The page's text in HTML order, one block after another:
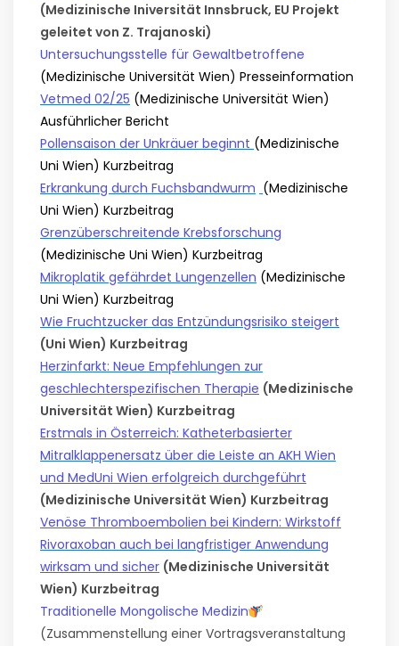
(Medizinische Iniversität Innsbruck, EU Projekt
geleitet von Z. Trajanoski)
Untersuchungsstelle für Gewaltbetroffene
(Medizinische Universität Wien) Presseinformation
Vetmed 02/25 (Medizinische Universität Wien)
Ausführlicher Bericht
Pollensaison der Unkräuer beginnt (Medizinische
Uni Wien) Kurzbeitrag
Erkrankung durch Fuchsbandwurm (Medizinische
Uni Wien) Kurzbeitrag
Grenzüberschreitende Krebsforschung
(Medizinische Uni Wien) Kurzbeitrag
Mikroplatik gefährdet Lungenzellen (Medizinische
Uni Wien) Kurzbeitrag
Wie Fruchtzucker das Entzündungsrisiko steigert
(Uni Wien) Kurzbeitrag
Herzinfarkt: Neue Empfehlungen zur
geschlechterspezifischen Therapie (Medizinische
Universität Wien) Kurzbeitrag
Erstmals in Österreich: Katheterbasierter
Mitralklappenersatz über die Leiste an AKH Wien
und MedUni Wien erfolgreich durchgeführt
(Medizinische Universität Wien) Kurzbeitrag
Venöse Thromboembolien bei Kindern: Wirkstoff
Rivoraxoban auch bei langfristiger Anwendung
wirksam und sicher (Medizinische Universität
Wien) Kurzbeitrag
Traditionelle Mongolische Medizin
(Zusammenstellung einer Vortragsveranstaltung